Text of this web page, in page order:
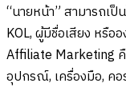
“นายหน้า” สามารถเ
KOL, ผู้มีชื่อเสียง หรือ
Affiliate Marketing คื
อุปกรณ์, เครื่องมือ, คอ